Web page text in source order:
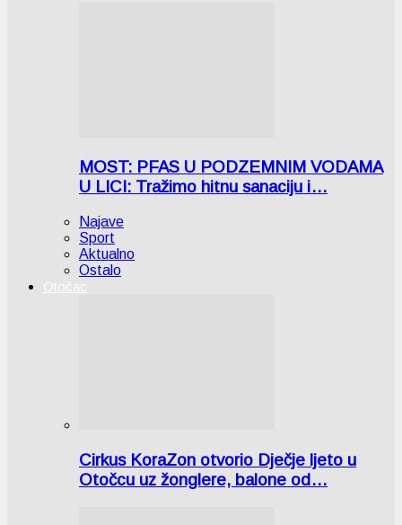
MOST: PFAS U PODZEMNIM VODAMA
U LICI: Tražimo hitnu sanaciju i…
Najave
Sport
Aktualno
Ostalo
Otočac
Cirkus KoraZon otvorio Dječje ljeto u
Otočcu uz žonglere, balone od…